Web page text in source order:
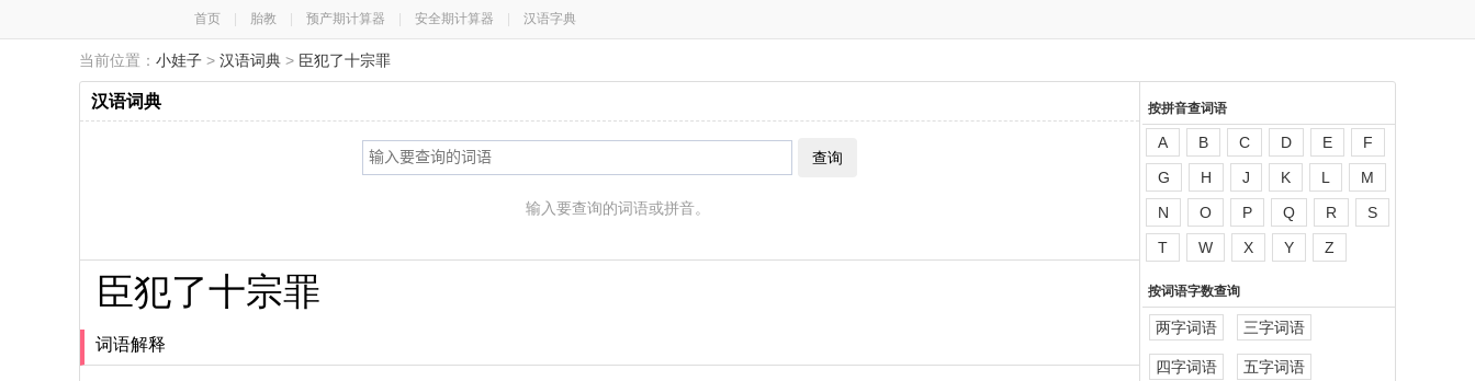
首页 胎教 预产期计算器 安全期计算器 汉语字典
当前位置： 小娃子 > 汉语词典 > 臣犯了十宗罪
汉语词典
查询
输入要查询的词语或拼音。
臣犯了十宗罪
词语解释
按拼音查词语
A B C D E
F
G
H J K L
M
N
O P Q R
S
T
W X Y Z
按词语字数查询
两字词语 三字词语
四字词语 五字词语